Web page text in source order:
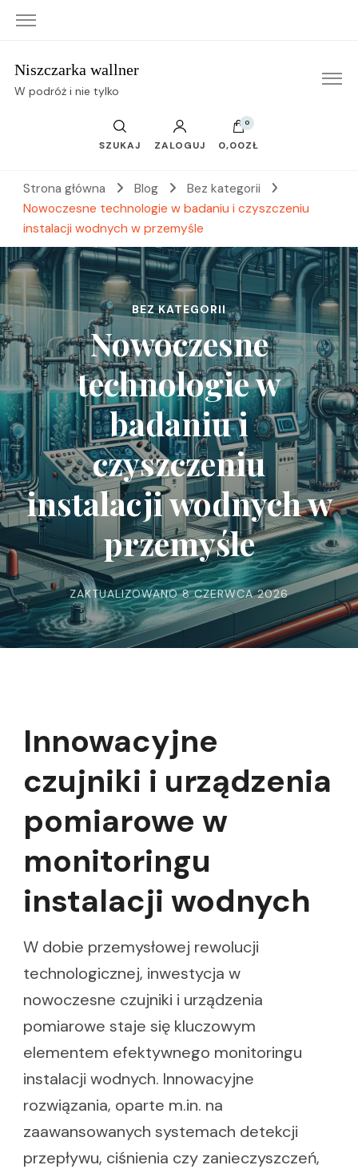
Niszczarka wallner
W podróż i nie tylko
SZUKAJ ZALOGUJ
0
0,00ZŁ
Strona główna Blog
Bez kategorii
Nowoczesne technologie w badaniu i czyszczeniu
instalacji wodnych w przemyśle
BEZ KATEGORII
Nowoczesne
technologie w
badaniu i
czyszczeniu
instalacji wodnych w
przemyśle
ZAKTUALIZOWANO8 CZERWCA 2026
Innowacyjne
czujniki i urządzenia
pomiarowe w
monitoringu
instalacji wodnych
W dobie przemysłowej rewolucji
technologicznej, inwestycja w
nowoczesne czujniki i urządzenia
pomiarowe staje się kluczowym
elementem efektywnego monitoringu
instalacji wodnych. Innowacyjne
rozwiązania, oparte m.in. na
zaawansowanych systemach detekcji
przepływu, ciśnienia czy zanieczyszczeń,